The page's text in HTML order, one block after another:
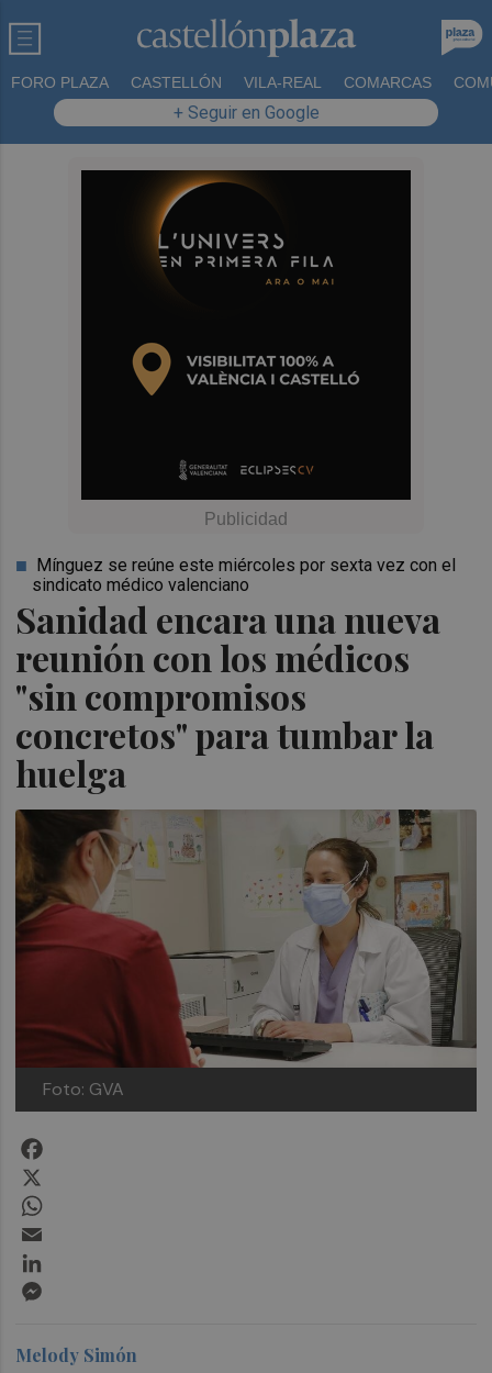
FORO PLAZA CASTELLÓN VILA-REAL COMARCAS
+ Seguir en Google
Sanidad encara una nueva
reunión con los médicos
"sin compromisos
concretos" para tumbar la
huelga
Mínguez se reúne este miércoles por sexta vez con el
sindicato médico valenciano
Foto: GVA
Melody Simón